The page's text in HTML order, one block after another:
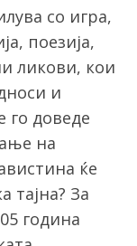
со игра,
поезија,
ликови, кои
и
го доведе
на
ќе
тајна? За
година